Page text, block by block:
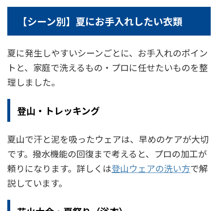
【シーン別】夏にお手入れしたい衣類
夏に発生しやすいシーンごとに、お手入れのポイン
トと、家庭で洗えるもの・プロに任せたいものを整
理しました。
登山・トレッキング
夏山で汗と泥を吸ったウェアは、早めのケアが大切
です。撥水機能の回復まで考えると、プロの加工が
頼りになります。詳しくは登山ウェアの洗い方で解
説しています。